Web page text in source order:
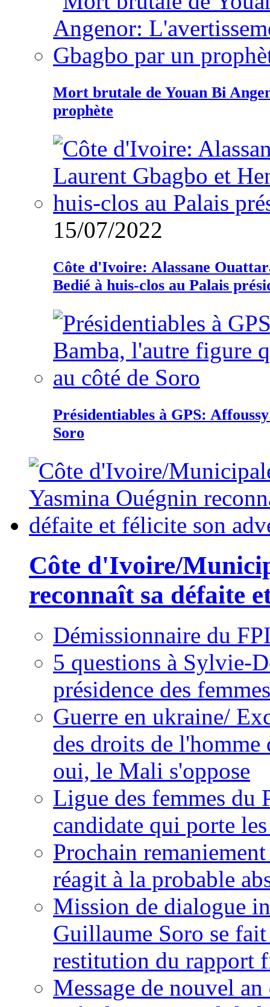
Mort brutale de Youan Bi
prophète
15/07/2022
Côte d'Ivoire: Alassane
Bedié à huis-clos au Palais
Présidentiables à GPS:
Soro
Côte d'Ivoire/
reconnaît sa défaite
Démissionnaire du
5 questions à Sylvie-
présidence des
Guerre en ukraine/
des droits de
oui, le Mali s'oppose
Ligue des femmes du
candidate qui porte
Prochain
réagit à la probable
Mission de dialogue
Guillaume Soro se
restitution du rapport
Message de nouvel